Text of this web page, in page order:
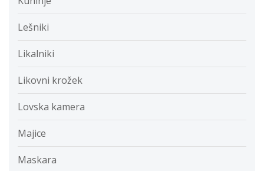
Lešniki
Likalniki
Likovni krožek
Lovska kamera
Majice
Maskara